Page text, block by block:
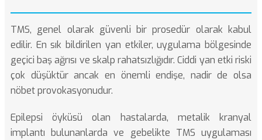
TMS, genel olarak güvenli bir prosedür olarak kabul
edilir. En sık bildirilen yan etkiler, uygulama bölgesinde
geçici baş ağrısı ve skalp rahatsızlığıdır. Ciddi yan etki riski
çok düşüktür ancak en önemli endişe, nadir de olsa
nöbet provokasyonudur.
Epilepsi öyküsü olan hastalarda, metalik kranyal
implantı bulunanlarda ve gebelikte TMS uygulaması